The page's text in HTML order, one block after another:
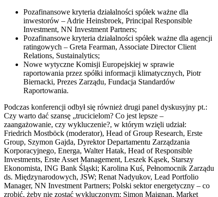
Pozafinansowe kryteria działalności spółek ważne dla
inwestorów – Adrie Heinsbroek, Principal Responsible
Investment, NN Investment Partners;
Pozafinansowe kryteria działalności spółek ważne dla agencji
ratingowych – Greta Fearman, Associate Director Client
Relations, Sustainalytics;
Nowe wytyczne Komisji Europejskiej w sprawie
raportowania przez spółki informacji klimatycznych, Piotr
Biernacki, Prezes Zarządu, Fundacja Standardów
Raportowania.
Podczas konferencji odbył się również drugi panel dyskusyjny pt.:
Czy warto dać szansę „trucicielom? Co jest lepsze –
zaangażowanie, czy wykluczenie?, w którym wzięli udział:
Friedrich Mostböck (moderator), Head of Group Research, Erste
Group, Szymon Gajda, Dyrektor Departamentu Zarządzania
Korporacyjnego, Energa, Walter Hatak, Head of Responsible
Investments, Erste Asset Management, Leszek Kąsek, Starszy
Ekonomista, ING Bank Śląski; Karolina Kuś, Pełnomocnik Zarządu
ds. Międzynarodowych, JSW; Renat Nadyukov, Lead Portfolio
Manager, NN Investment Partners; Polski sektor energetyczny – co
zrobić, żeby nie zostać wykluczonym; Simon Maignan, Market